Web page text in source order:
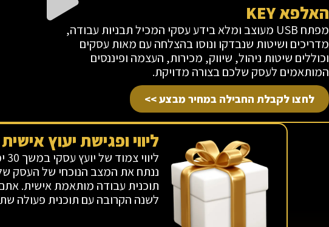
האלפא KEY
מפתח USB מעוצב ומלא בידע עסקי המכיל תבניות עבודה,
מדריכים ושיטות שנבדקו ונוסו בהצלחה עם מאות עסקים
וכוללים שיטות ניהול, שיווק, מכירות, העצמה ופיננסים
המותאמים לעסק שלכם בצורה מדויקת.
לחצו לקבלת החבילה במחיר מבצע >>
ליווי ופגישת יעוץ
ננתח את המצב הנוכחי של העסק
תוכנית עבודה מותאמת אישית.
לשנה הקרובה עם תוכנית פעולה